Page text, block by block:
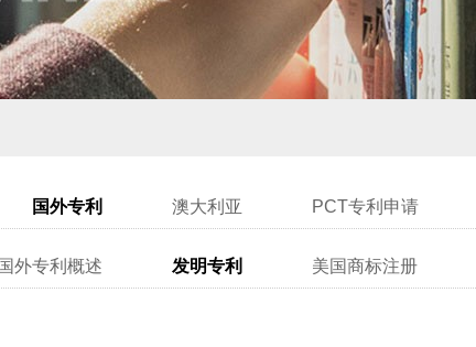
国外专利 澳大利亚 PCT专利申请
外专利概述 发明专利 美国商标注册